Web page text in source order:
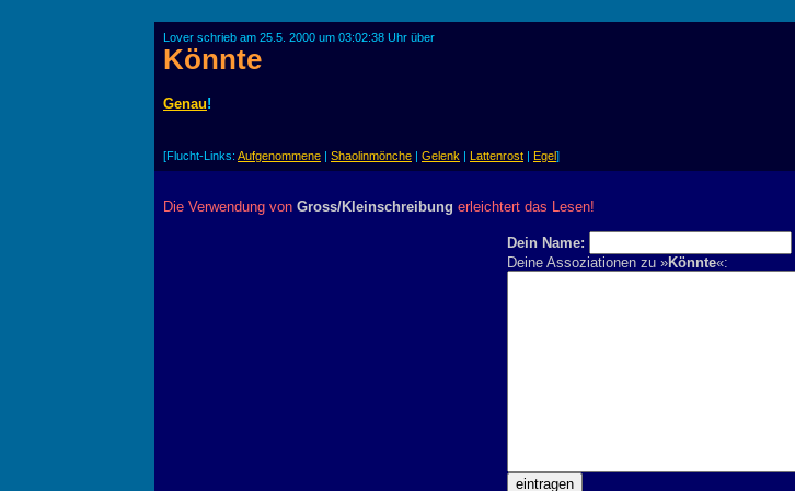
Lover schrieb am 25.5. 2000 um 03:02:38 Uhr über
Könnte
Genau!
[Flucht-Links: Aufgenommene | Shaolinmönche | Gelenk | Lattenrost | Egel]
Die Verwendung von Gross/Kleinschreibung erleichtert das Lesen!
Dein Name:
Deine Assoziationen zu »Könnte«: